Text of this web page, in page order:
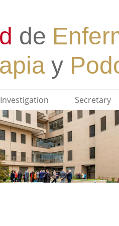
Investigation Secretary